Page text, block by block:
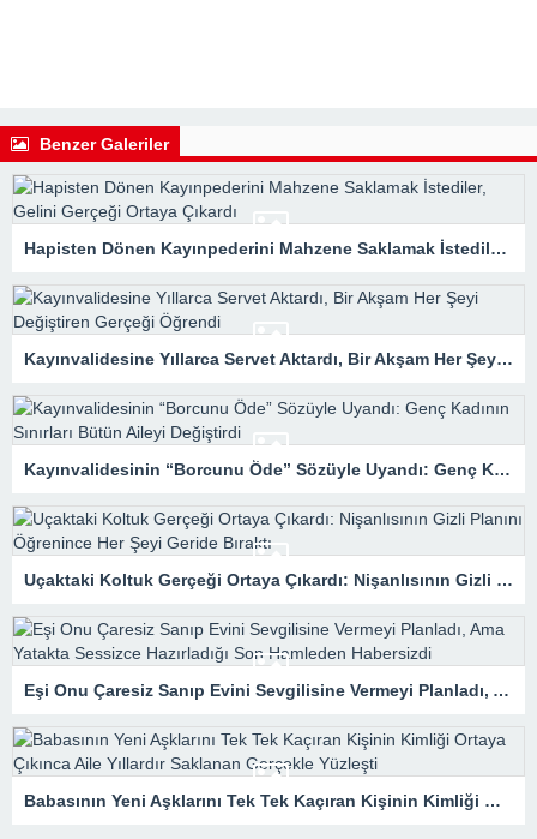
Benzer Galeriler
Hapisten Dönen Kayınpederini Mahzene Saklamak İstediler, Gelini Gerçeği Ortaya Çıkardı
Kayınvalidesine Yıllarca Servet Aktardı, Bir Akşam Her Şeyi Değiştiren Gerçeği Öğrendi
Kayınvalidesinin “Borcunu Öde” Sözüyle Uyandı: Genç Kadının Sınırları Bütün Aileyi Değiştirdi
Uçaktaki Koltuk Gerçeği Ortaya Çıkardı: Nişanlısının Gizli Planını Öğrenince Her Şeyi Geride Bıraktı
Eşi Onu Çaresiz Sanıp Evini Sevgilisine Vermeyi Planladı, Ama Yatakta Sessizce Hazırladığı Son Hamleden Habersizdi
Babasının Yeni Aşklarını Tek Tek Kaçıran Kişinin Kimliği Ortaya Çıkınca Aile Yıllardır Saklanan Gerçekle Yüzleşti